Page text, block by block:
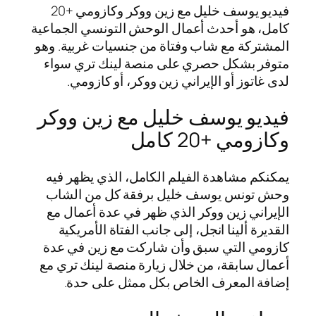
فيديو يوسف خليل مع زين ووكر وكازومي +20
كامل، هو أحدث أعمال الوحش التونسي الجماعية
المشتركة مع شاب وفتاة من جنسيات غربية. وهو
متوفر بشكل حصري على منصة لينك تري سواء
لدى غاتوز أو الإيراني زين ووكر، أو كازومي.
فيديو يوسف خليل مع زين ووكر
وكازومي +20 كامل
يمكنكم مشاهدة الفيلم الكامل، الذي يظهر فيه
وحش تونس يوسف خليل برفقة كل من الشاب
الإيراني زين ووكر الذي ظهر في عدة أعمال مع
القديرة ألينا انجل، إلى جانب الفتاة الأمريكية
كازومي التي سبق وأن شاركت مع زين في عدة
أعمال سابقة، من خلال زيارة منصة لينك تري مع
إضافة المعرف الخاص بكل ممثل على حدة.